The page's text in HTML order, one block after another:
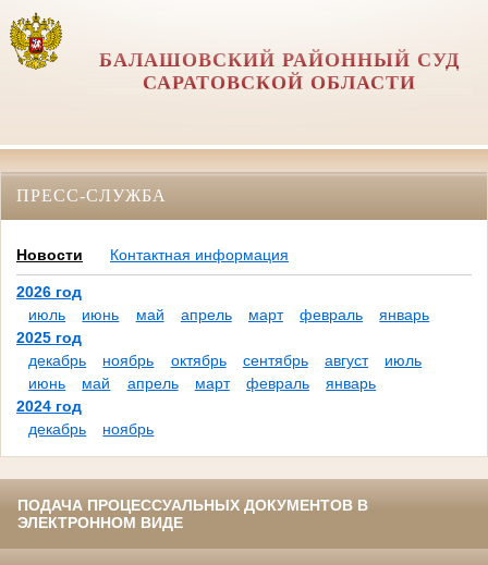
БАЛАШОВСКИЙ РАЙОННЫЙ СУД
САРАТОВСКОЙ ОБЛАСТИ
ПРЕСС-СЛУЖБА
Новости Контактная информация
2026 год
июль
июнь май апрель март февраль
январь
2025 год
декабрь
ноябрь октябрь сентябрь август
июль
июнь
май апрель март февраль
январь
2024 год
декабрь
ноябрь
ПОДАЧА ПРОЦЕССУАЛЬНЫХ ДОКУМЕНТОВ В
ЭЛЕКТРОННОМ ВИДЕ